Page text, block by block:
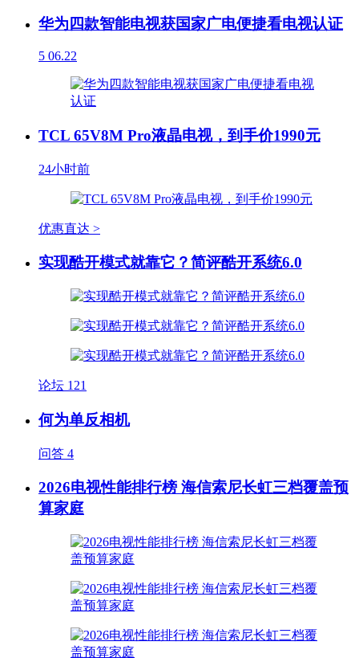
华为四款智能电视获国家广电便捷看电视认证
5 06.22
TCL 65V8M Pro液晶电视，到手价1990元
24小时前
优惠直达 >
实现酷开模式就靠它？简评酷开系统6.0
论坛 121
何为单反相机
问答 4
2026电视性能排行榜 海信索尼长虹三档覆盖预
算家庭